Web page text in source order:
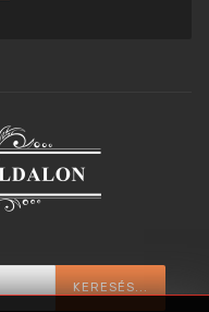
KERESÉS...